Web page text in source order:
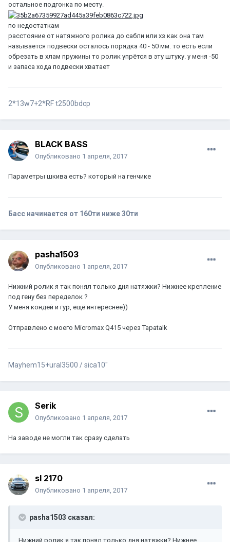
остальное подгонка по месту.
по недостаткам
расстояние от натяжного ролика до сабли или хз как она там
называется подвески осталось порядка 40 - 50 мм. то есть если
обрезать в хлам пружины то ролик упрётся в эту штуку. у меня -50
и запаса хода подвески хватает
2*13w7+2*RF t2500bdcp
BLACK BASS
Опубликовано 1 апреля, 2017
Параметры шкива есть? который на генчике
Басс начинается от 160ти ниже 30ти
pasha1503
Опубликовано 1 апреля, 2017
Нижний ролик я так понял только дня натяжки? Нижнее крепление
под гену без переделок ?
У меня кондей и гур, ещё интереснее))
Отправлено с моего Micromax Q415 через Tapatalk
Mayhem15+ural3500 / sica10"
Serik
Опубликовано 1 апреля, 2017
На заводе не могли так сразу сделать
sl 2170
Опубликовано 1 апреля, 2017
pasha1503 сказал:
Нижний ролик я так понял только дня натяжки? Нижнее